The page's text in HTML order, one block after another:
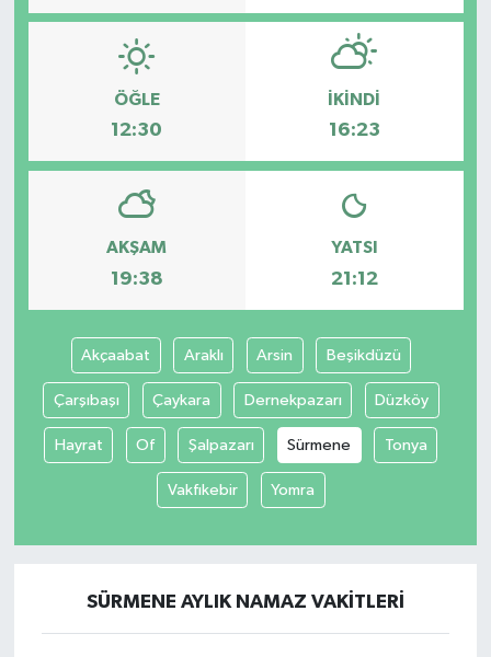
ÖĞLE
12:30
İKINDI
16:23
AKŞAM
19:38
YATSI
21:12
Akçaabat Araklı Arsin Beşikdüzü
Çarşıbaşı Çaykara Dernekpazarı Düzköy
Hayrat Of Şalpazarı Sürmene Tonya
Vakfıkebir Yomra
SÜRMENE AYLIK NAMAZ VAKITLERI